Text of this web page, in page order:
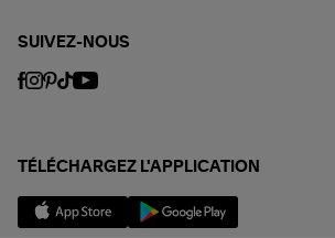
SUIVEZ-NOUS
TÉLÉCHARGEZ L'APPLICATION